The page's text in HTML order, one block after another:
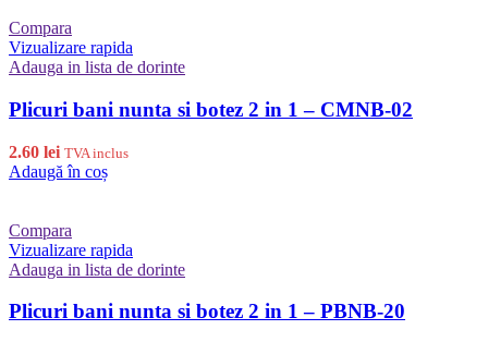
Compara
Vizualizare rapida
Adauga in lista de dorinte
Plicuri bani nunta si botez 2 in 1 – CMNB-02
2.60 lei TVA inclus
Adaugă în coș
Compara
Vizualizare rapida
Adauga in lista de dorinte
Plicuri bani nunta si botez 2 in 1 – PBNB-20